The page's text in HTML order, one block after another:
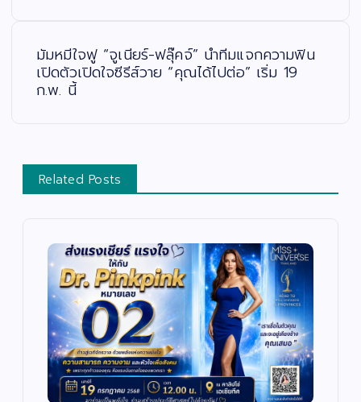
มัมหมีใจฟู “จูเนียร์-ฟลุ๊คจ์” นำทีมแจกความฟิน
เปิดตัวเปิดใจซีรีส์วาย “คุณได้ไปต่อ” เริ่ม 19
ก.พ. นี้
Related Posts